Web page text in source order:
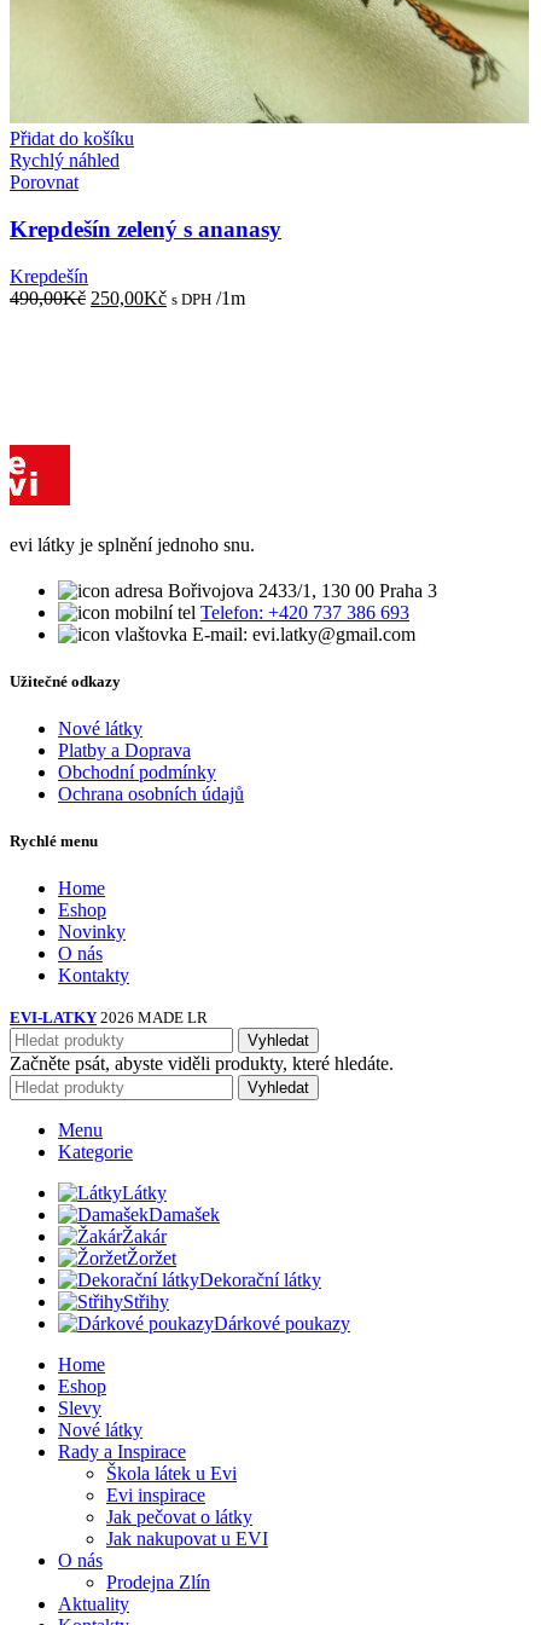
Přidat do košíku
Rychlý náhled
Porovnat
Krepdešín zelený s ananasy
Krepdešín
490,00Kč Původní
250,00KčAktuální
s DPH /1m
evi látky je splnění jednoho snu.
Bořivojova 2433/1, 130 00 Praha 3
Telefon: +420 737 386 693
E-mail: evi.latky@gmail.com
Užitečné odkazy
Nové látky
Platby a Doprava
Obchodní podmínky
Ochrana osobních údajů
Rychlé menu
Home
Eshop
Novinky
O nás
Kontakty
EVI-LATKY 2026 MADE LR
Vyhledat
Začněte psát, abyste viděli produkty, které hledáte.
Vyhledat
Menu
Kategorie
Látky
Damašek
Žakár
Žoržet
Dekorační látky
Střihy
Dárkové poukazy
Home
Eshop
Slevy
Nové látky
Rady a Inspirace
Škola látek u Evi
Evi inspirace
Jak pečovat o látky
Jak nakupovat u EVI
O nás
Prodejna Zlín
Aktuality